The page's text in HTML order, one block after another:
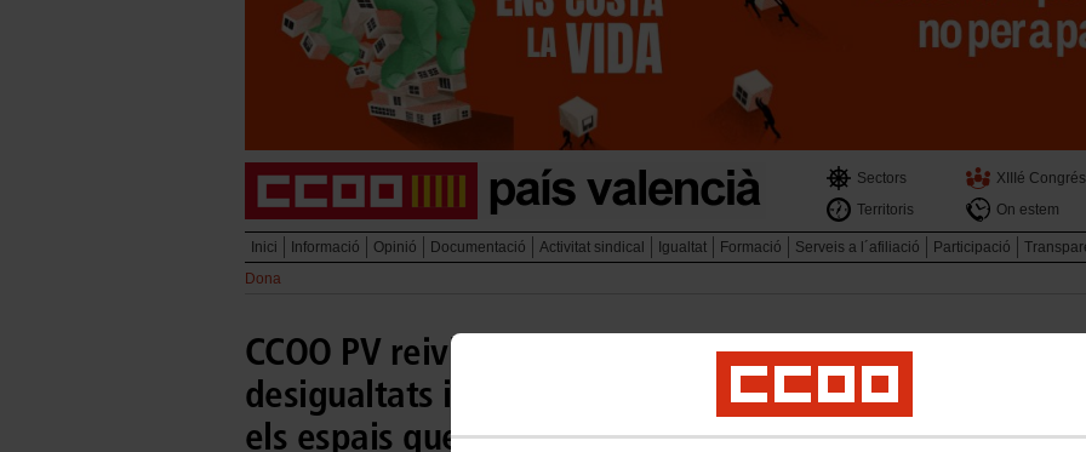
Sectors
XIIIé Congrés
Territoris
On estem
Inici Informació Opinió Documentació Activitat sindical Igualtat Formació Serveis a l´afiliació Participació
Dona
CCOO PV reivindica la lluita contra les
desigualtats i anima les dones “a seguir ocupant
els espais que els corresponen”